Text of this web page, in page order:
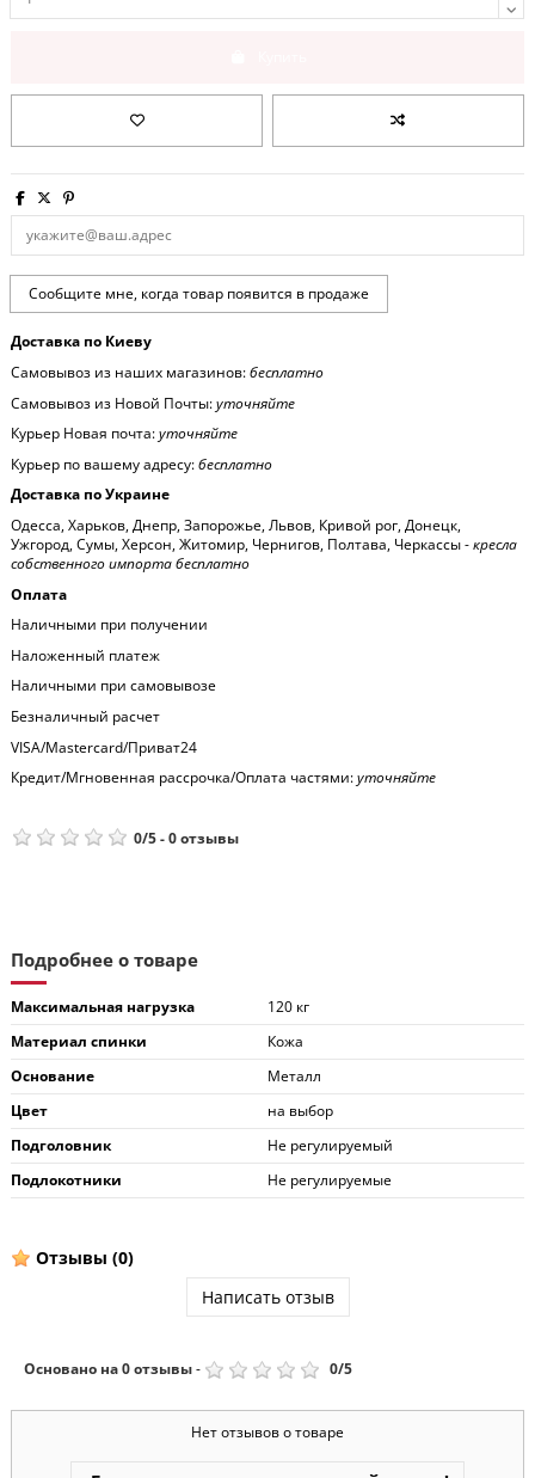
Доставка по Киеву
Самовывоз из наших магазинов:бесплатно
Самовывоз из Новой Почты:уточняйте
Курьер Новая почта:уточняйте
Курьер по вашему адресу:бесплатно
Доставка по Украине
Одесса, Харьков, Днепр, Запорожье, Львов, Кривой рог, Донецк,
Ужгород, Сумы, Херсон, Житомир, Чернигов, Полтава, Черкассы -кресла
собственного импорта бесплатно
Оплата
Наличными при получении
Наложенный платеж
Наличными при самовывозе
Безналичный расчет
VISA/Mastercard/Приват24
Кредит/Мгновенная рассрочка/Оплата частями:уточняйте
0/5-0отзывы
Подробнее о товаре
Максимальная нагрузка
120 кг
Материал спинки
Кожа
Основание
Металл
Цвет
на выбор
Подголовник
Не регулируемый
Подлокотники
Не регулируемые
Отзывы (0)
Написать отзыв
Основано на0отзывы- 0/5
Нет отзывов о товаре